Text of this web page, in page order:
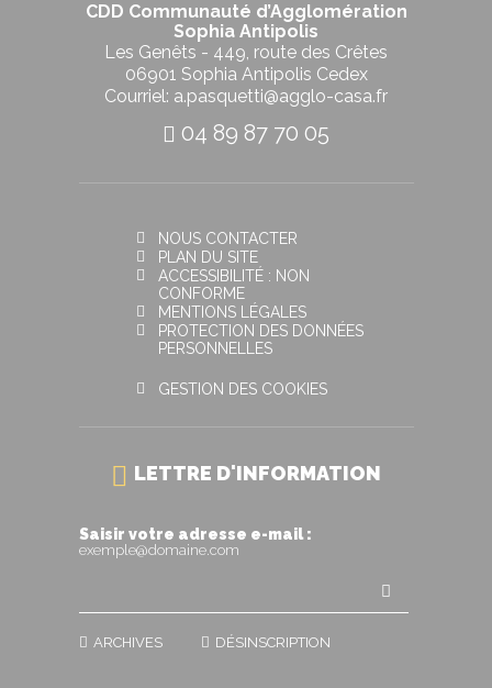
CDD Communauté d’Agglomération
Sophia Antipolis
Les Genêts - 449, route des Crêtes
06901 Sophia Antipolis Cedex
Courriel: a.pasquetti@agglo-casa.fr
04 89 87 70 05
NOUS CONTACTER
PLAN DU SITE
ACCESSIBILITÉ : NON
CONFORME
MENTIONS LÉGALES
PROTECTION DES DONNÉES
PERSONNELLES
GESTION DES COOKIES
LETTRE D'INFORMATION
Saisir votre adresse e-mail :
exemple@domaine.com
ARCHIVES DÉSINSCRIPTION